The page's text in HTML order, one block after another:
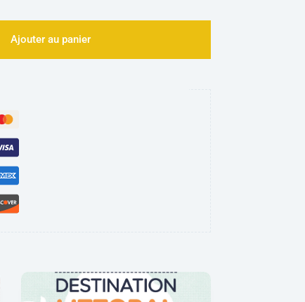
Ajouter au panier